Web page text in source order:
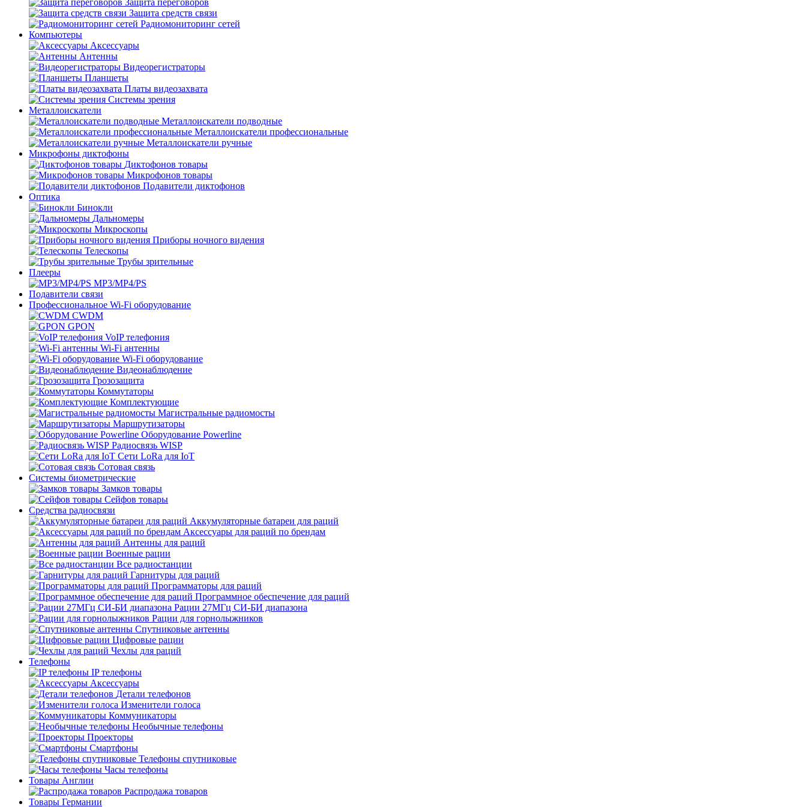
Защита переговоров
Защита средств связи
Радиомониторинг сетей
Компьютеры
Аксессуары
Антенны
Видеорегистраторы
Планшеты
Платы видеозахвата
Системы зрения
Металлоискатели
Металлоискатели подводные
Металлоискатели профессиональные
Металлоискатели ручные
Микрофоны диктофоны
Диктофонов товары
Микрофонов товары
Подавители диктофонов
Оптика
Бинокли
Дальномеры
Микроскопы
Приборы ночного видения
Телескопы
Трубы зрительные
Плееры
MP3/MP4/PS
Подавители связи
Профессиональное Wi-Fi оборудование
CWDM
GPON
VoIP телефония
Wi-Fi антенны
Wi-Fi оборудование
Видеонаблюдение
Грозозащита
Коммутаторы
Комплектующие
Магистральные радиомосты
Маршрутизаторы
Оборудование Powerline
Радиосвязь WISP
Сети LoRa для IoT
Сотовая связь
Системы биометрические
Замков товары
Сейфов товары
Средства радиосвязи
Аккумуляторные батареи для раций
Аксессуары для раций по брендам
Антенны для раций
Военные рации
Все радиостанции
Гарнитуры для раций
Программаторы для раций
Программное обеспечение для раций
Рации 27МГц СИ-БИ диапазона
Рации для горнолыжников
Спутниковые антенны
Цифровые рации
Чехлы для раций
Телефоны
IP телефоны
Аксессуары
Детали телефонов
Изменители голоса
Коммуникаторы
Необычные телефоны
Проекторы
Смартфоны
Телефоны спутниковые
Часы телефоны
Товары Англии
Распродажа товаров
Товары Германии